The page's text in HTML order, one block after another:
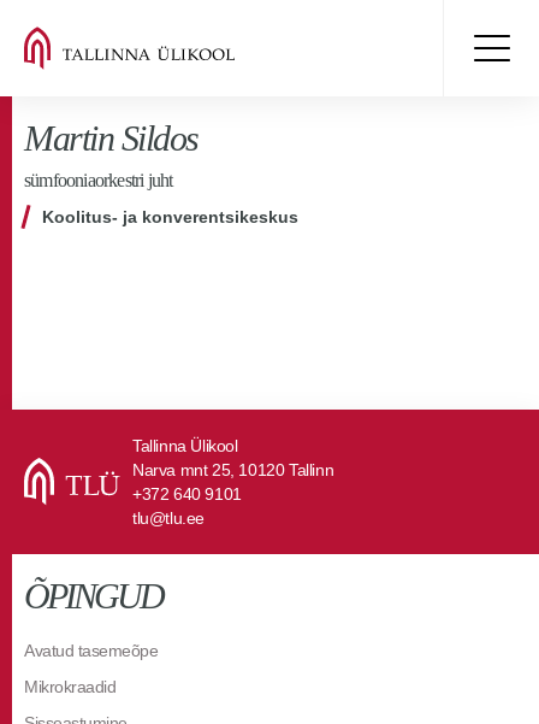
Martin Sildos
sümfooniaorkestri juht
Koolitus- ja konverentsikeskus
Tallinna Ülikool
Narva mnt 25, 10120 Tallinn
+372 640 9101
tlu@tlu.ee
ÕPINGUD
Avatud tasemeõpe
Mikrokraadid